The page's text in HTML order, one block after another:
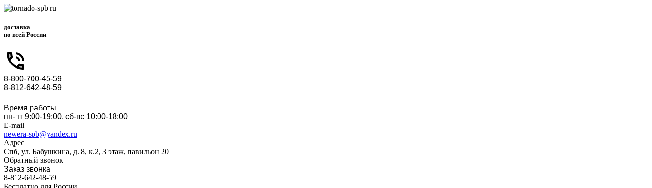
доставка
по всей России
8-800-700-45-59
8-812-642-48-59
Время работы
пн-пт 9:00-19:00, сб-вс 10:00-18:00
E-mail
newera-spb@yandex.ru
Адрес
Спб, ул. Бабушкина, д. 8, к.2, 3 этаж, павильон 20
Обратный звонок
Заказ звонка
8-812-642-48-59